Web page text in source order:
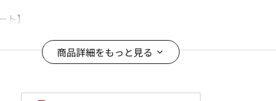
ト】
ン、お買物などのデイリーシーン、家族や友達とのお出かけな
める着回しの利くアイテム
商品詳細をもっと見る